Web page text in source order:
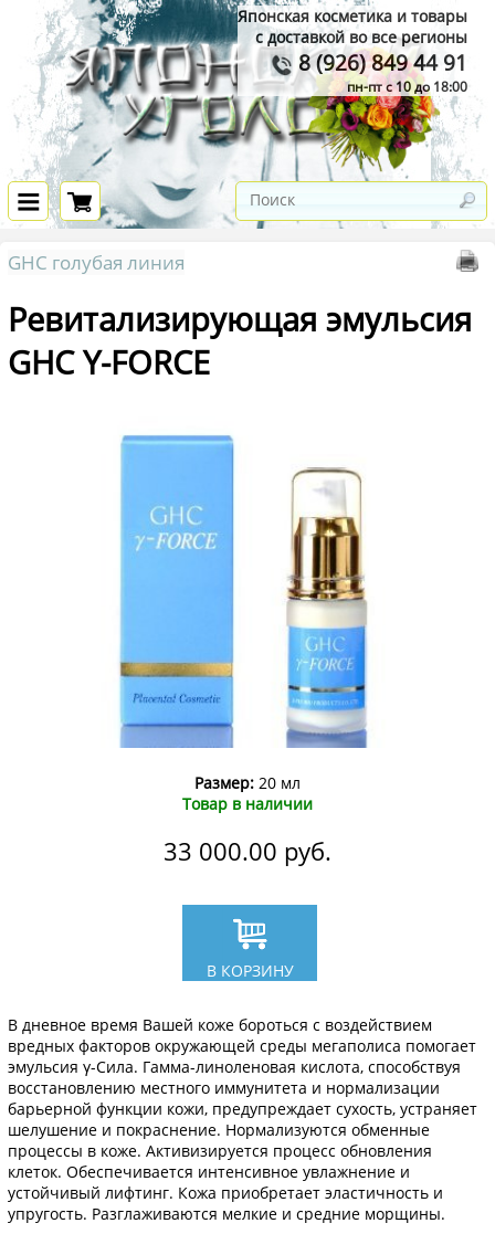
Японская косметика и товары
с доставкой во все регионы
8 (926) 849 44 91
пн-пт с 10 до 18:00
GHC голубая линия
Ревитализирующая эмульсия
GHC Y-FORCE
Размер:20 мл
Товар в наличии
33 000.00 руб.
В КОРЗИНУ
В дневное время Вашей коже бороться с воздействием
вредных факторов окружающей среды мегаполиса помогает
эмульсия γ-Сила. Гамма-линоленовая кислота, способствуя
восстановлению местного иммунитета и нормализации
барьерной функции кожи, преду­преждает сухость, устраняет
шелушение и покраснение. Нормализуются обменные
процессы в коже. Активизируется процесс обновления
клеток. Обеспечивается интенсивное увлажнение и
устойчивый лифтинг. Кожа приобретает эластичность и
упругость. Разглаживаются мелкие и средние морщины.